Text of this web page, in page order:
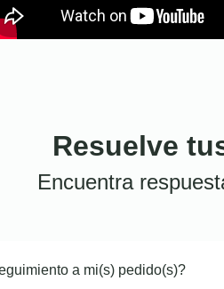
Resuelve
Encuentra
a mi(s) pedido(s)?